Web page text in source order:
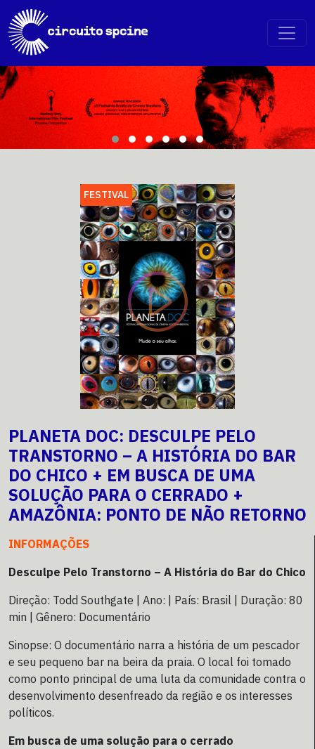
FESTIVAL
PLANETA DOC: DESCULPE PELO
TRANSTORNO – A HISTÓRIA DO BAR
DO CHICO + EM BUSCA DE UMA
SOLUÇÃO PARA O CERRADO +
AMAZÔNIA: PONTO DE NÃO RETORNO
INFORMAÇÕES
Desculpe Pelo Transtorno – A História do Bar do Chico
Direção: Todd Southgate | Ano: | País: Brasil | Duração: 80
min | Gênero: Documentário
Sinopse: O documentário narra a história de um pescador
e seu pequeno bar na beira da praia. O local foi tomado
como ponto principal de uma luta da comunidade contra o
desenvolvimento desenfreado da região e os interesses
políticos.
Em busca de uma solução para o cerrado